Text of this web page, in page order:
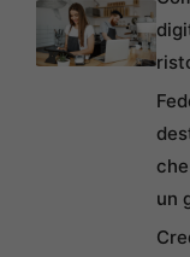
un